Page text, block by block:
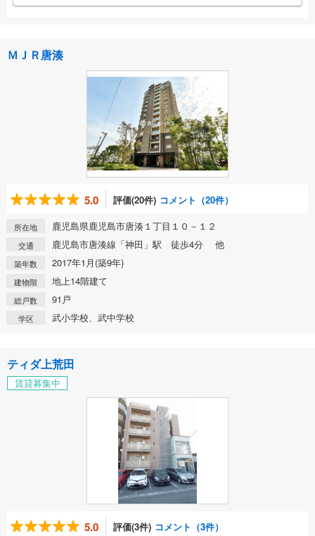
ＭＪＲ唐湊
5.0 評価(20件) コメント（20件）
所在地 鹿児島県鹿児島市唐湊１丁目１０－１２
交通 鹿児島市唐湊線「神田」駅 徒歩4分 他
築年数 2017年1月(築9年)
建物階 地上14階建て
総戸数 91戸
学区 武小学校、武中学校
ティダ上荒田
賃貸募集中
5.0 評価(3件) コメント（3件）